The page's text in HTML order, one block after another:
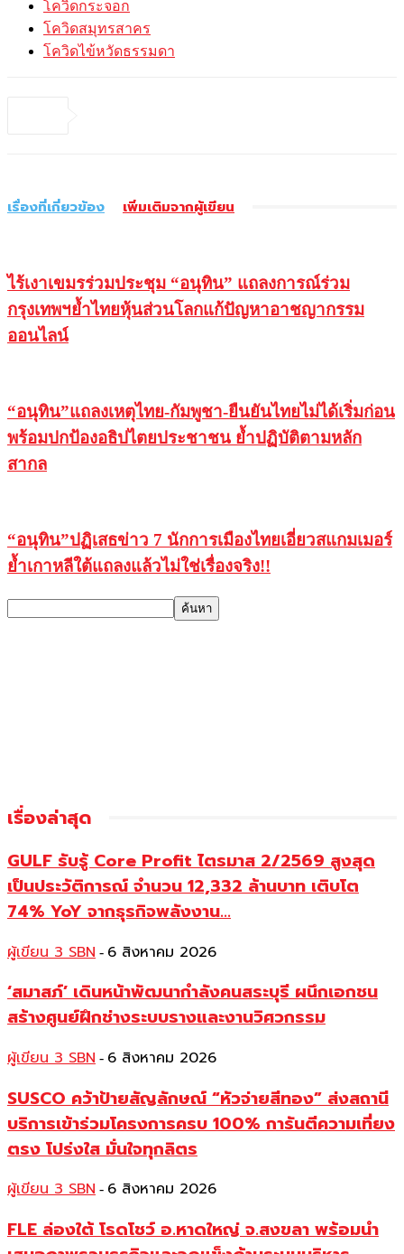
โควิดกระจอก
โควิดสมุทรสาคร
โควิดไข้หวัดธรรมดา
เรื่องที่เกี่ยวข้อง เพิ่มเติมจากผู้เขียน
ไร้เงาเขมรร่วมประชุม “อนุทิน” แถลงการณ์ร่วม
กรุงเทพฯย้ำไทยหุ้นส่วนโลกแก้ปัญหาอาชญากรรม
ออนไลน์
“อนุทิน”แถลงเหตุไทย-กัมพูชา-ยืนยันไทยไม่ได้เริ่มก่อน
พร้อมปกป้องอธิปไตยประชาชน ย้ำปฏิบัติตามหลัก
สากล
“อนุทิน”ปฏิเสธข่าว 7 นักการเมืองไทยเอี่ยวสแกมเมอร์
ย้ำเกาหลีใต้แถลงแล้วไม่ใช่เรื่องจริง!!
เรื่องล่าสุด
GULF รับรู้ Core Profit ไตรมาส 2/2569 สูงสุด
เป็นประวัติการณ์ จำนวน 12,332 ล้านบาท เติบโต
74% YoY จากธุรกิจพลังงาน...
ผู้เขียน 3 SBN - 6 สิงหาคม 2026
‘สมาสภ์’ เดินหน้าพัฒนากำลังคนสระบุรี ผนึกเอกชน
สร้างศูนย์ฝึกช่างระบบรางและงานวิศวกรรม
ผู้เขียน 3 SBN - 6 สิงหาคม 2026
SUSCO คว้าป้ายสัญลักษณ์ “หัวจ่ายสีทอง” ส่งสถานี
บริการเข้าร่วมโครงการครบ 100% การันตีความเที่ยง
ตรง โปร่งใส มั่นใจทุกลิตร
ผู้เขียน 3 SBN - 6 สิงหาคม 2026
FLE ล่องใต้ โรดโชว์ อ.หาดใหญ่ จ.สงขลา พร้อมนำ